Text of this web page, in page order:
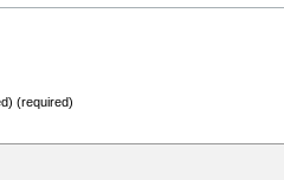
(required)